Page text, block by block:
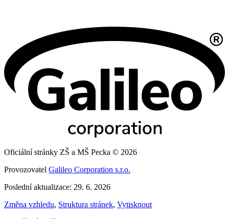
Oficiální stránky ZŠ a MŠ Pecka © 2026
Provozovatel Galileo Corporation s.r.o.
Poslední aktualizace: 29. 6. 2026
Změna vzhledu, Struktura stránek, Vytisknout